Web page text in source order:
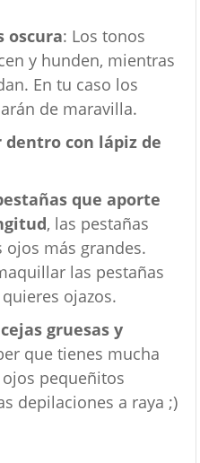
oscura: Los tonos
y hunden, mientras
En tu caso los
de maravilla.
dentro con lápiz de
que aporte
, las pestañas
ojos más grandes.
las pestañas
ojazos.
gruesas y
que tienes mucha
pequeñitos
depilaciones a raya ;)